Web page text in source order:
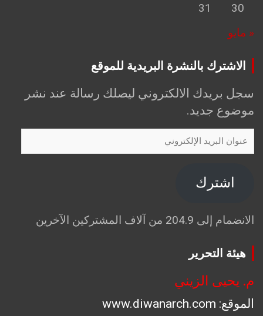
30
31
« مايو
الاشترك بالنشرة البريدية للموقع
سجل بريدك الالكتروني ليصلك رسالة عند نشر
موضوع جديد.
عنوان
البريد
اشترك
الانضمام إلى 204.9 من آلاف المشتركين الآخرين
هيئة التحرير
م. يحيى الزيني
الموقع: www.diwanarch.com